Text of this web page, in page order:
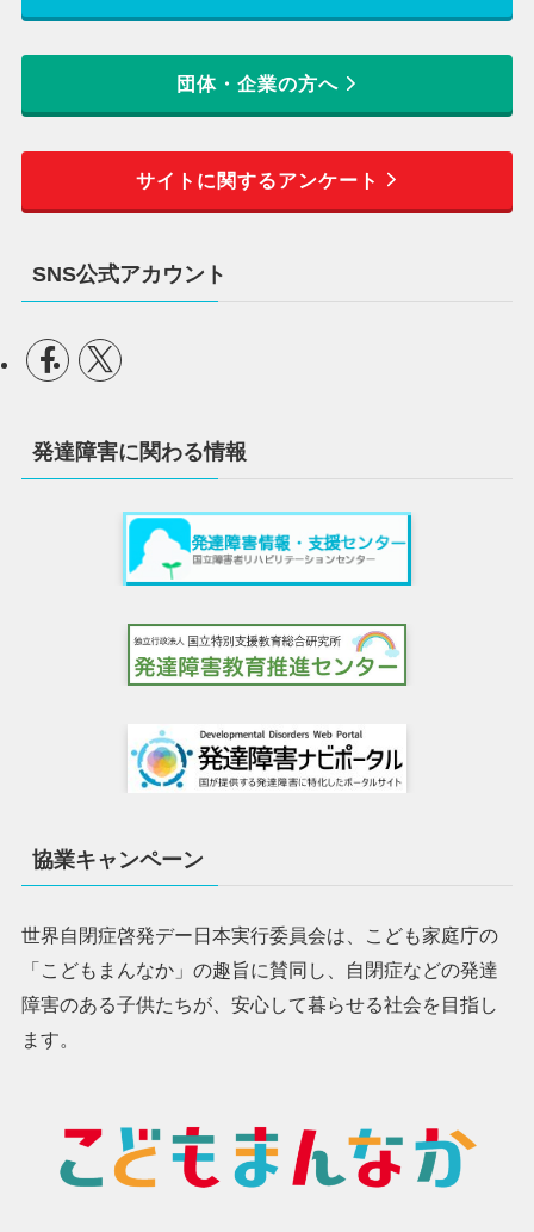
団体・企業の方へ
サイトに関するアンケート
SNS公式アカウント
発達障害に関わる情報
協業キャンペーン
世界自閉症啓発デー日本実行委員会は、こども家庭庁の
「こどもまんなか」の趣旨に賛同し、自閉症などの発達
障害のある子供たちが、安心して暮らせる社会を目指し
ます。